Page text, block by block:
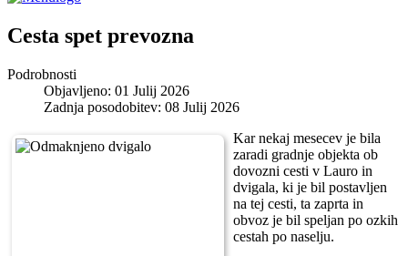
Cesta spet prevozna
Podrobnosti
Objavljeno: 01 Julij 2026
Zadnja posodobitev: 08 Julij 2026
Kar nekaj mesecev je bila
zaradi gradnje objekta ob
dovozni cesti v Lauro in
dvigala, ki je bil postavljen
na tej cesti, ta zaprta in
obvoz je bil speljan po ozkih
cestah po naselju.